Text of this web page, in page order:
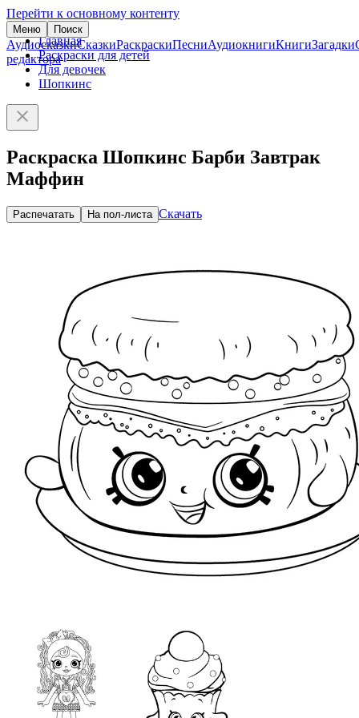
Перейти к основному контенту
Меню Поиск
АудиосказкиСказкиРаскраскиПесниАудиокнигиКнигиЗагадки
редактора
Главная
Раскраски для детей
Для девочек
Шопкинс
Раскраска Шопкинс Барби Завтрак
Маффин
Распечатать На пол-листа Скачать